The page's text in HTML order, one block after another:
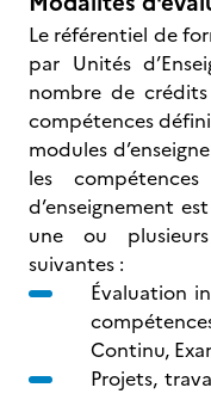
Le référentiel de
par Unités
nombre de
compétences
modules
les
d’enseignement
une ou
suivantes :
Évaluation
Continu,
Projets,